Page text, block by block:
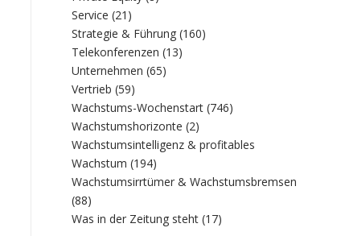
Service (21)
Strategie & Führung (160)
Telekonferenzen (13)
Unternehmen (65)
Vertrieb (59)
Wachstums-Wochenstart (746)
Wachstumshorizonte (2)
Wachstumsintelligenz & profitables
Wachstum (194)
Wachstumsirrtümer & Wachstumsbremsen
(88)
Was in der Zeitung steht (17)